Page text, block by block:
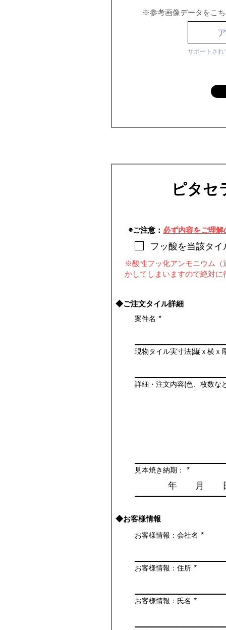
​※参考画像データをこ
サポートされ
ピタセ
◉ご注意： 必ず内容をご理解
フッ酸を当該タ
※酸性フッ化アンモニウム（
かしてしまいますので絶対に
◆ご注文タイル詳細
案件名
現物タイル実寸法(縦ｘ横ｘ
詳細・注文内容(色、枚数な
見本焼き納期：
◆お客様情報
お客様情報：会社名
お客様情報：住所
お客様情報：氏名